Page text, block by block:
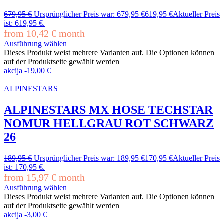
679,95€ Ursprünglicher Preis war: 679,95 €619,95 €Aktueller Preis
ist: 619,95 €.
from 10,42 € month
Ausführung wählen
Dieses Produkt weist mehrere Varianten auf. Die Optionen können
auf der Produktseite gewählt werden
akcija -19,00 €
ALPINESTARS
ALPINESTARS MX HOSE TECHSTAR
NOMUR HELLGRAU ROT SCHWARZ
26
189,95€ Ursprünglicher Preis war: 189,95 €170,95 €Aktueller Preis
ist: 170,95 €.
from 15,97 € month
Ausführung wählen
Dieses Produkt weist mehrere Varianten auf. Die Optionen können
auf der Produktseite gewählt werden
akcija -3,00 €